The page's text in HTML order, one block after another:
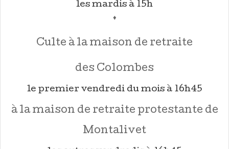
les mardis à 15h
♦
Culte à la maison de retraite
des Colombes
le premier vendredi du mois à 16h45
à la maison de retraite protestante de
Montalivet